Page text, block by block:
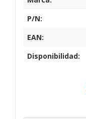
P/N:
EAN:
Disponibilidad: